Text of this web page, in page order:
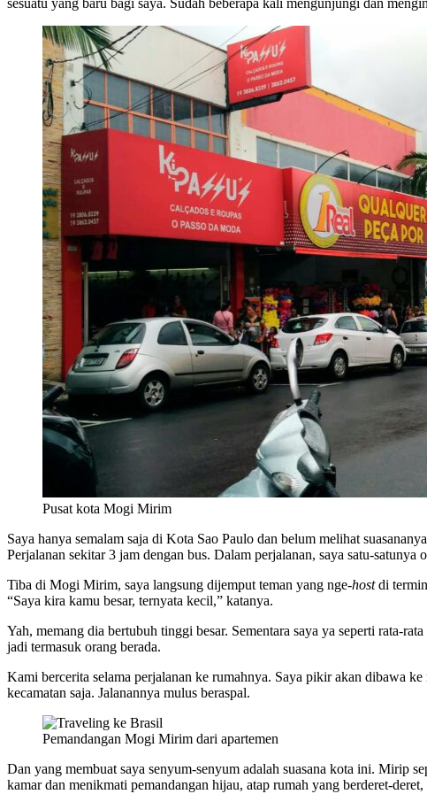
Pusat kota Mogi Mirim
Saya hanya semalam saja di Kota Sao Paulo dan belum melihat
Perjalanan sekitar 3 jam dengan bus. Dalam perjalanan, saya satu-satunya
Tiba di Mogi Mirim, saya langsung dijemput teman yang nge-hostdi
“Saya kira kamu besar, ternyata kecil,” katanya.
Yah, memang dia bertubuh tinggi besar. Sementara saya ya seperti rata-
jadi termasuk orang berada.
Kami bercerita selama perjalanan ke rumahnya. Saya pikir akan dibawa
kecamatan saja. Jalanannya mulus beraspal.
Pemandangan Mogi Mirim dari apartemen
Dan yang membuat saya senyum-senyum adalah suasana kota ini. Mirip
kamar dan menikmati pemandangan hijau, atap rumah yang berderet-